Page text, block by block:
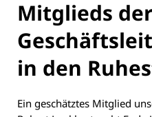
Mitglieds der
in den
Ein geschätztes Mitglied